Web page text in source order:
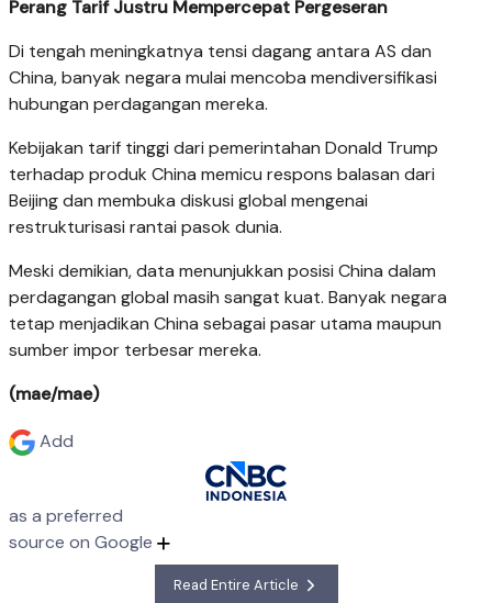
Perang Tarif Justru Mempercepat Pergeseran
Di tengah meningkatnya tensi dagang antara AS dan
China, banyak negara mulai mencoba mendiversifikasi
hubungan perdagangan mereka.
Kebijakan tarif tinggi dari pemerintahan Donald Trump
terhadap produk China memicu respons balasan dari
Beijing dan membuka diskusi global mengenai
restrukturisasi rantai pasok dunia.
Meski demikian, data menunjukkan posisi China dalam
perdagangan global masih sangat kuat. Banyak negara
tetap menjadikan China sebagai pasar utama maupun
sumber impor terbesar mereka.
(mae/mae)
Add
as a preferred
source on Google
Read Entire Article